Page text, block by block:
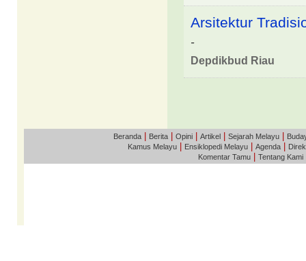
Arsitektur
-
Depdikbud Riau
Beranda Berita Opini Artikel Sejarah Melayu
Kamus Melayu
Ensiklopedi Melayu Agenda
Komentar Tamu
Tentang Kami